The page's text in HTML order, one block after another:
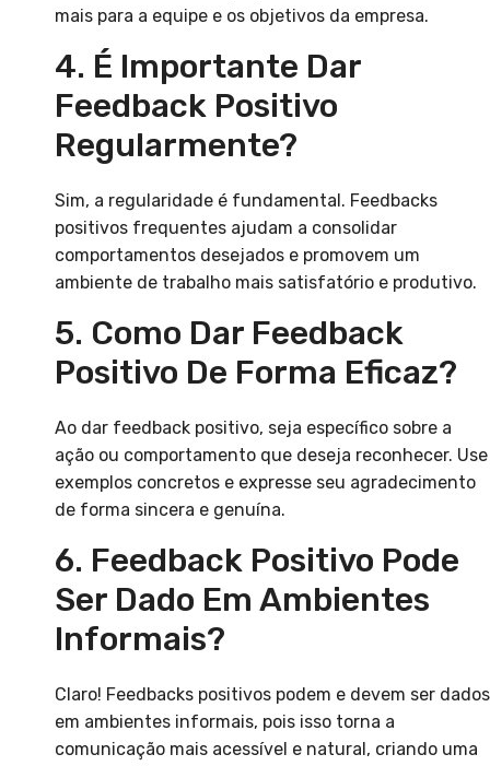
mais para a equipe e os objetivos da empresa.
4. É Importante Dar
Feedback Positivo
Regularmente?
Sim, a regularidade é fundamental. Feedbacks
positivos frequentes ajudam a consolidar
comportamentos desejados e promovem um
ambiente de trabalho mais satisfatório e produtivo.
5. Como Dar Feedback
Positivo De Forma Eficaz?
Ao dar feedback positivo, seja específico sobre a
ação ou comportamento que deseja reconhecer. Use
exemplos concretos e expresse seu agradecimento
de forma sincera e genuína.
6. Feedback Positivo Pode
Ser Dado Em Ambientes
Informais?
Claro! Feedbacks positivos podem e devem ser dados
em ambientes informais, pois isso torna a
comunicação mais acessível e natural, criando uma